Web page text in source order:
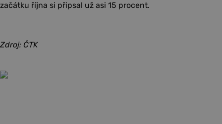
začátku října si připsal už asi 15 procent.
Zdroj: ČTK